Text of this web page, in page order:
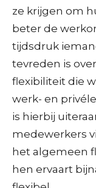
ze krijgen om
beter de
tijdsdruk
tevreden is
flexibiliteit die
werk- en
is hierbij
medewerkers
het algemeen
hen ervaart